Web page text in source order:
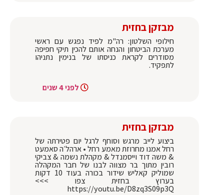
מבזקן בחזית
חילופי השלטון: רה"מ לפיד נפגש עם ראשי
מערכת הביטחון והנחה אותם להכין תיקי חפיפה
מסודרים לקראת כניסתו של בנימין נתניהו
לתפקיד.
לפני 4 שנים
מבזקן בחזית
ביצוע לייב מרגש וסוחף לרגל יום פטירתה של
רחל אמנו מחרוזת מאמע רחל • ארהל׳ה סאמעט
& משה דוד וייסמנדל & מקהלת נשמה & צביקי
רובין מתוך בר מצווה לבנו של חבר המקהלה
שמוליק קאליש שידור בכורה בעוד 10 דקות
בערוץ בחזית צפו >>>
https://youtu.be/D8zq3S09p3Q